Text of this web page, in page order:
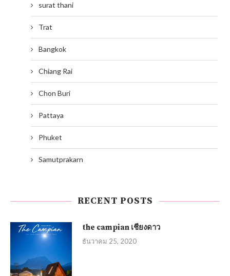
surat thani
Trat
Bangkok
Chiang Rai
Chon Buri
Pattaya
Phuket
Samutprakarn
RECENT POSTS
the campian เชียงดาว
ธันวาคม 25, 2020